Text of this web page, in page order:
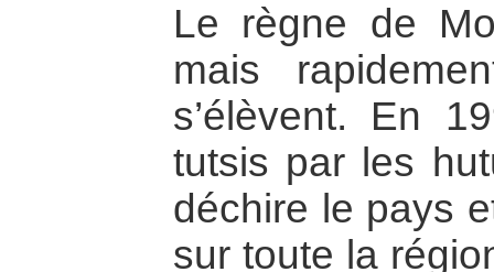
Le règne de
mais
s’élèvent. En
tutsis par les
déchire le pays
sur toute la